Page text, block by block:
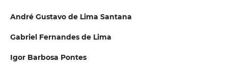
André Gustavo de Lima Santana
Gabriel Fernandes de Lima
Igor Barbosa Pontes